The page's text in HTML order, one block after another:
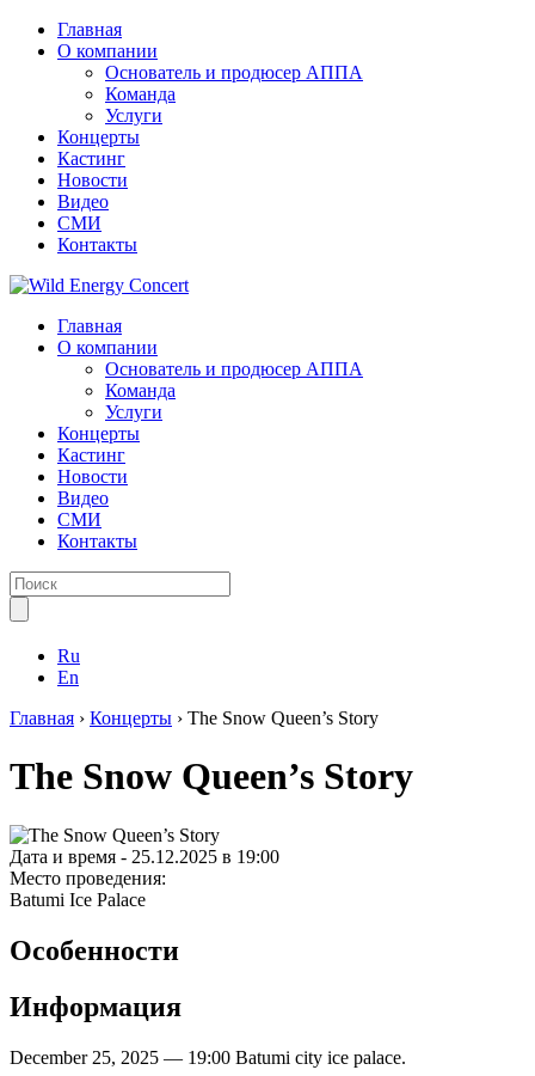
Главная
О компании
Основатель и продюсер АППА
Команда
Услуги
Концерты
Кастинг
Новости
Видео
СМИ
Контакты
Главная
О компании
Основатель и продюсер АППА
Команда
Услуги
Концерты
Кастинг
Новости
Видео
СМИ
Контакты
Ru
En
Главная › Концерты › The Snow Queen’s Story
The Snow Queen’s Story
Дата и время - 25.12.2025 в 19:00
Место проведения:
Batumi Ice Palace
Особенности
Информация
December 25, 2025 — 19:00 Batumi city ice palace.